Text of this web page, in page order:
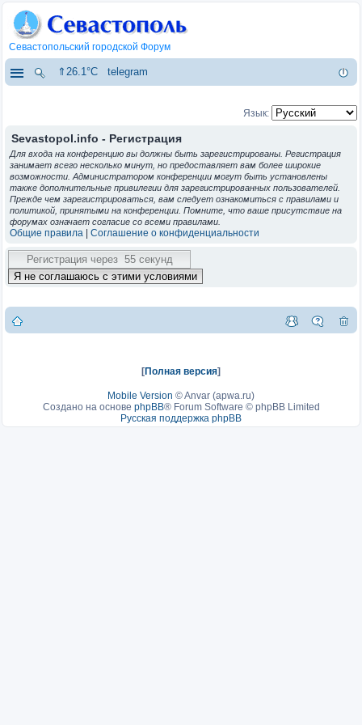
Севастопольский городской Форум
⇑26.1°C telegram
Язык:
Sevastopol.info - Регистрация
Для входа на конференцию вы должны быть зарегистрированы. Регистрация
занимает всего несколько минут, но предоставляет вам более широкие
возможности. Администратором конференции могут быть установлены
также дополнительные привилегии для зарегистрированных пользователей.
Прежде чем зарегистрироваться, вам следует ознакомиться с правилами и
политикой, принятыми на конференции. Помните, что ваше присутствие на
форумах означает согласие со всеми правилами.
Общие правила Соглашение о конфиденциальности
[Полная версия]
Mobile Version ©Anvar (apwa.ru)
Создано на основе phpBB® Forum Software © phpBB Limited
Русская поддержка phpBB